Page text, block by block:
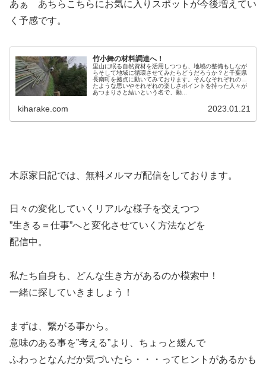
あぁ あちらこちらにお気に入りスポットが今後増えてい
く予感です。
竹小舞の材料調達へ！
里山に眠る自然資材を活用しつつも、地域の整備もしなが
らそして地域に循環させてみたらどうだろうか？と千葉県
長南町を拠点に動いてみております。そんなそれぞれの似
たような思いやそれぞれの楽しさポイントを持った人々が
あつまりさと結いという名で、動...
kiharake.com 2023.01.21
木原家日記では、無料メルマガ配信をしております。
日々の変化していくリアルな様子を交えつつ
”生きる＝仕事”へと変化させていく方法などを
配信中。
私たち自身も、どんな生き方があるのか模索中！
一緒に探していきましょう！
まずは、繋がる事から。
意味のある事を”考える”より、ちょっと緩んで
ふわっとなんだか気づいたら・・・ってヒントがあるかも